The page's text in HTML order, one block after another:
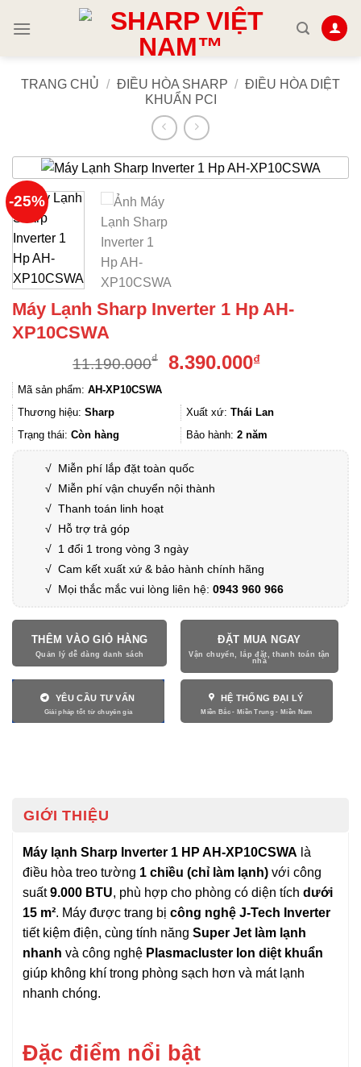
TRANG CHỦ / ĐIỀU HÒA SHARP / ĐIỀU HÒA DIỆT
KHUẨN PCI
-25%
Máy Lạnh Sharp Inverter 1 Hp AH-
XP10CSWA
11.190.000₫
Giá
11.190.000₫.
8.390.000₫Giá
là:
8.390.000₫.
Mã sản phẩm: AH-XP10CSWA
Thương hiệu: Sharp Xuất xứ: Thái Lan
Trạng thái: Còn hàng Bảo hành: 2 năm
√ Miễn phí lắp đặt toàn quốc
√ Miễn phí vận chuyển nội thành
√ Thanh toán linh hoạt
√ Hỗ trợ trả góp
√ 1 đổi 1 trong vòng 3 ngày
√ Cam kết xuất xứ & bảo hành chính hãng
√ Mọi thắc mắc vui lòng liên hệ: 0943 960 966
THÊM VÀO GIỎ HÀNG ĐẶT MUA NGAY
YÊU CẦU TƯ VẤN HỆ THỐNG ĐẠI LÝ
GIỚI THIỆU
Máy lạnh Sharp Inverter 1 HP AH-XP10CSWA là
điều hòa treo tường 1 chiều (chỉ làm lạnh) với công
suất9.000 BTU, phù hợp cho phòng có diện tích dưới
15 m². Máy được trang bị công nghệ J-Tech Inverter
tiết kiệm điện, cùng tính năng Super Jet làm lạnh
nhanh và công nghệ Plasmacluster Ion diệt khuẩn
giúp không khí trong phòng sạch hơn và mát lạnh
nhanh chóng.
Đặc điểm nổi bật